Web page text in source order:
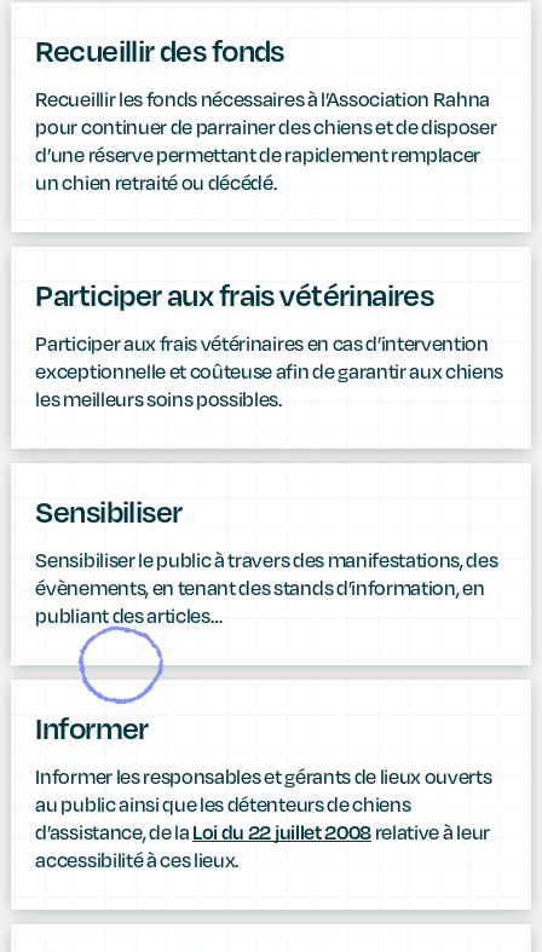
Recueillir des fonds
Recueillir les fonds nécessaires à l’Association Rahna
pour continuer de parrainer des chiens et de disposer
d’une réserve permettant de rapidement remplacer
un chien retraité ou décédé.
Participer aux frais vétérinaires
Participer aux frais vétérinaires en cas d’intervention
exceptionnelle et coûteuse afin de garantir aux chiens
les meilleurs soins possibles.
Sensibiliser
Sensibiliser le public à travers des manifestations, des
évènements, en tenant des stands d’information, en
publiant des articles…
Informer
Informer les responsables et gérants de lieux ouverts
au public ainsi que les détenteurs de chiens
d’assistance, de laLoi du 22 juillet 2008relative à leur
accessibilité à ces lieux.